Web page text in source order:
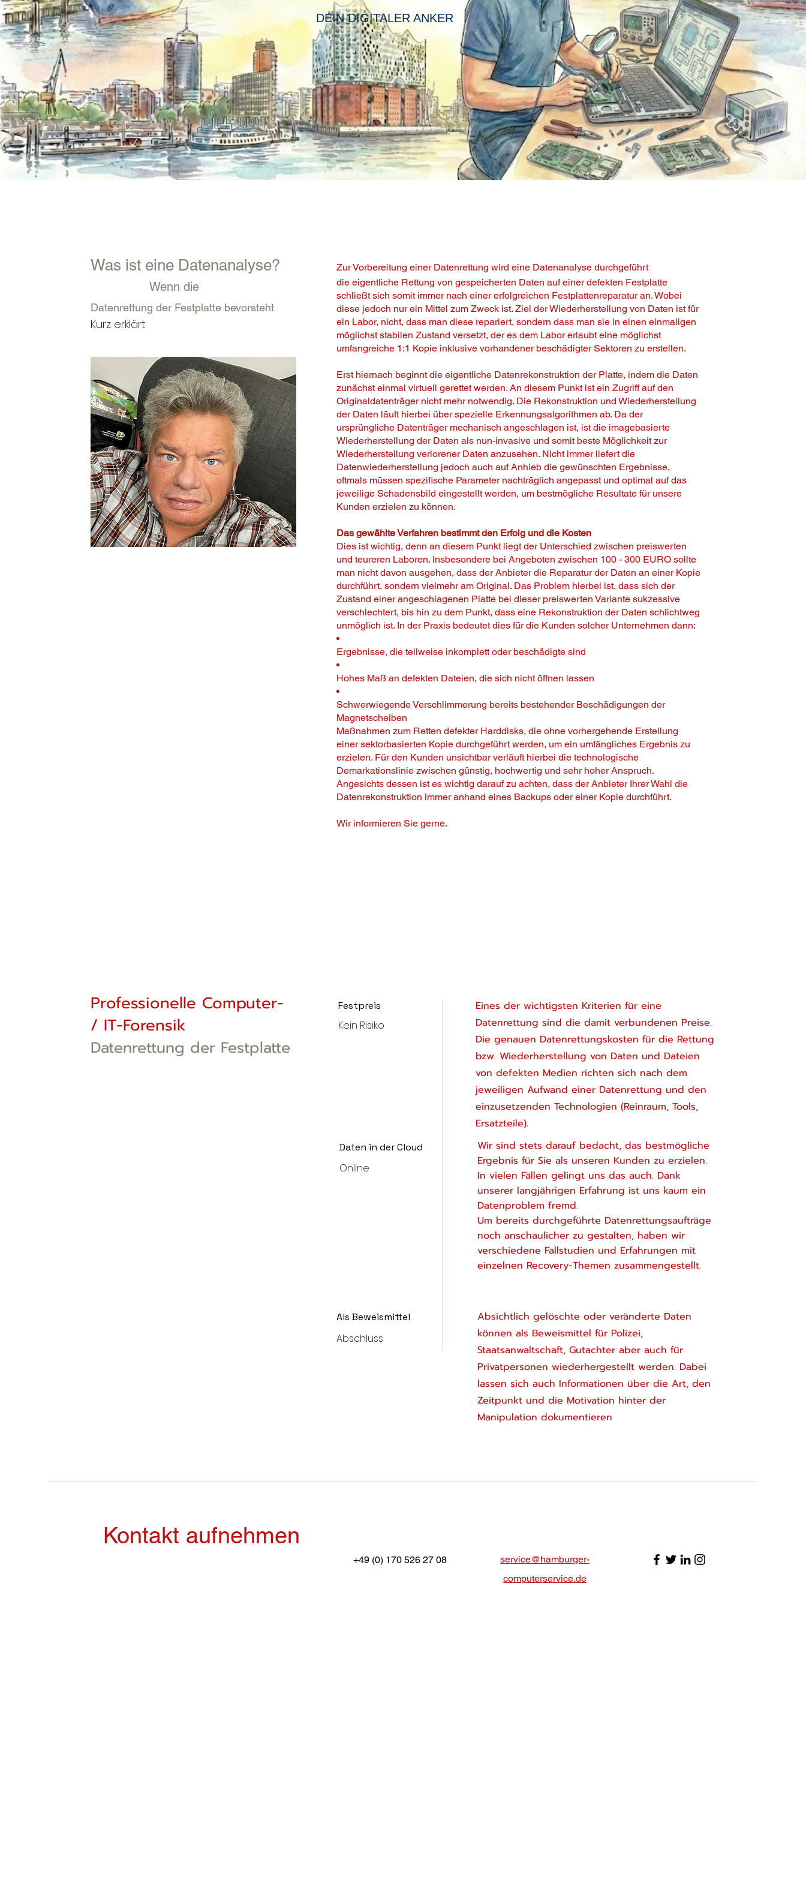
DEIN DIGITALER ANKER
Was ist eine Datenanalyse?
Wenn die
Datenrettung der Festplatte bevorsteht
Kurz erklärt
Zur Vorbereitung einer Datenrettung wird eine Datenanalyse durchgeführt
die eigentliche Rettung von gespeicherten Daten auf einer defekten Festplatte
schließt sich somit immer nach einer erfolgreichen Festplattenreparatur an. Wobei
diese jedoch nur ein Mittel zum Zweck ist. Ziel der Wiederherstellung von Daten ist für
ein Labor, nicht, dass man diese repariert, sondern dass man sie in einen einmaligen
möglichst stabilen Zustand versetzt, der es dem Labor erlaubt eine möglichst
umfangreiche 1:1 Kopie inklusive vorhandener beschädigter Sektoren zu erstellen.
Erst hiernach beginnt die eigentliche Datenrekonstruktion der Platte, indem die Daten
zunächst einmal virtuell gerettet werden. An diesem Punkt ist ein Zugriff auf den
Originaldatenträger nicht mehr notwendig. Die Rekonstruktion und Wiederherstellung
der Daten läuft hierbei über spezielle Erkennungsalgorithmen ab. Da der
ursprüngliche Datenträger mechanisch angeschlagen ist, ist die imagebasierte
Wiederherstellung der Daten als nun-invasive und somit beste Möglichkeit zur
Wiederherstellung verlorener Daten anzusehen. Nicht immer liefert die
Datenwiederherstellung jedoch auch auf Anhieb die gewünschten Ergebnisse,
oftmals müssen spezifische Parameter nachträglich angepasst und optimal auf das
jeweilige Schadensbild eingestellt werden, um bestmögliche Resultate für unsere
Kunden erzielen zu können.
Das gewählte Verfahren bestimmt den Erfolg und die Kosten
Dies ist wichtig, denn an diesem Punkt liegt der Unterschied zwischen preiswerten
und teureren Laboren. Insbesondere bei Angeboten zwischen 100 - 300 EURO sollte
man nicht davon ausgehen, dass der Anbieter die Reparatur der Daten an einer Kopie
durchführt, sondern vielmehr am Original. Das Problem hierbei ist, dass sich der
Zustand einer angeschlagenen Platte bei dieser preiswerten Variante sukzessive
verschlechtert, bis hin zu dem Punkt, dass eine Rekonstruktion der Daten schlichtweg
unmöglich ist. In der Praxis bedeutet dies für die Kunden solcher Unternehmen dann:
Ergebnisse, die teilweise inkomplett oder beschädigte sind
Hohes Maß an defekten Dateien, die sich nicht öffnen lassen
Schwerwiegende Verschlimmerung bereits bestehender Beschädigungen der
Magnetscheiben
Maßnahmen zum Retten defekter Harddisks, die ohne vorhergehende Erstellung
einer sektorbasierten Kopie durchgeführt werden, um ein umfängliches Ergebnis zu
erzielen. Für den Kunden unsichtbar verläuft hierbei die technologische
Demarkationslinie zwischen günstig, hochwertig und sehr hoher Anspruch.
Angesichts dessen ist es wichtig darauf zu achten, dass der Anbieter Ihrer Wahl die
Datenrekonstruktion immer anhand eines Backups oder einer Kopie durchführt.
Wir informieren Sie gerne.
Professionelle Computer-
/ IT-Forensik
Datenrettung der Festplatte
Festpreis
Kein Risiko
Eines der wichtigsten Kriterien für eine
Datenrettung sind die damit verbundenen Preise.
Die genauen Datenrettungskosten für die Rettung
bzw. Wiederherstellung von Daten und Dateien
von defekten Medien richten sich nach dem
jeweiligen Aufwand einer Datenrettung und den
einzusetzenden Technologien (Reinraum, Tools,
Ersatzteile).
Daten in der Cloud
Online
Wir sind stets darauf bedacht, das bestmögliche
Ergebnis für Sie als unseren Kunden zu erzielen.
In vielen Fällen gelingt uns das auch. Dank
unserer langjährigen Erfahrung ist uns kaum ein
Datenproblem fremd.
Um bereits durchgeführte Datenrettungsaufträge
noch anschaulicher zu gestalten, haben wir
verschiedene Fallstudien und Erfahrungen mit
einzelnen Recovery-Themen zusammengestellt.
Als Beweismittel
Abschluss
Absichtlich gelöschte oder veränderte Daten
können als Beweismittel für Polizei,
Staatsanwaltschaft, Gutachter aber auch für
Privatpersonen wiederhergestellt werden. Dabei
lassen sich auch Informationen über die Art, den
Zeitpunkt und die Motivation hinter der
Manipulation dokumentieren
Kontakt aufnehmen
+49 (0) 170 526 27 08
service@hamburger-
computerservice.de